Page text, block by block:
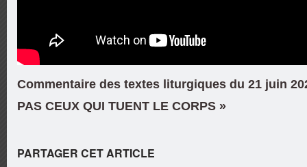
Commentaire des textes liturgiques du 21 juin
PAS CEUX QUI TUENT LE CORPS »
PARTAGER CET ARTICLE